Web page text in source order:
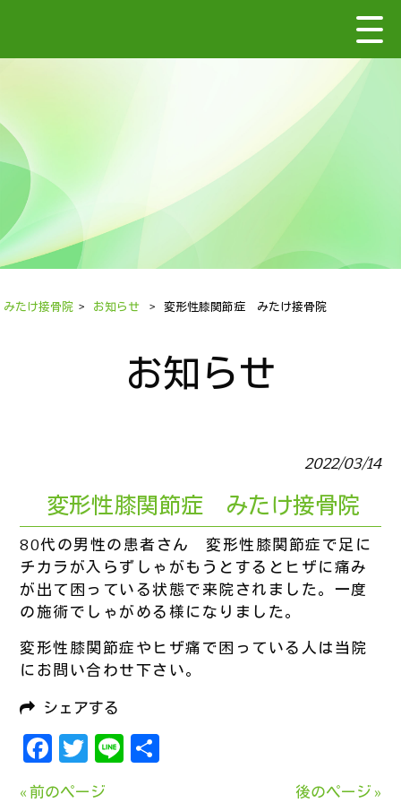
みたけ接骨院 > お知らせ > 変形性膝関節症 みたけ接骨院
お知らせ
2022/03/14
変形性膝関節症 みたけ接骨院
80代の男性の患者さん 変形性膝関節症で足に
チカラが入らずしゃがもうとするとヒザに痛み
が出て困っている状態で来院されました。一度
の施術でしゃがめる様になりました。
変形性膝関節症やヒザ痛で困っている人は当院
にお問い合わせ下さい。
シェアする
Facebook
Twitter
Line
« 前のページ 後のページ »